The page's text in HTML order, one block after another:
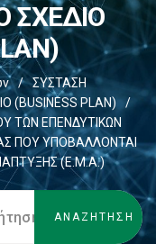
ΣΧΕΔΙΟ
/
ΣΥΣΤΑΣΗ
(BUSINESS PLAN)
/
ΤΩΝ ΕΠΕΝΔΥΤΙΚΩΝ
ΠΟΥ ΥΠΟΒΑΛΛΟΝΤΑΙ
(Ε.Μ.Α.)